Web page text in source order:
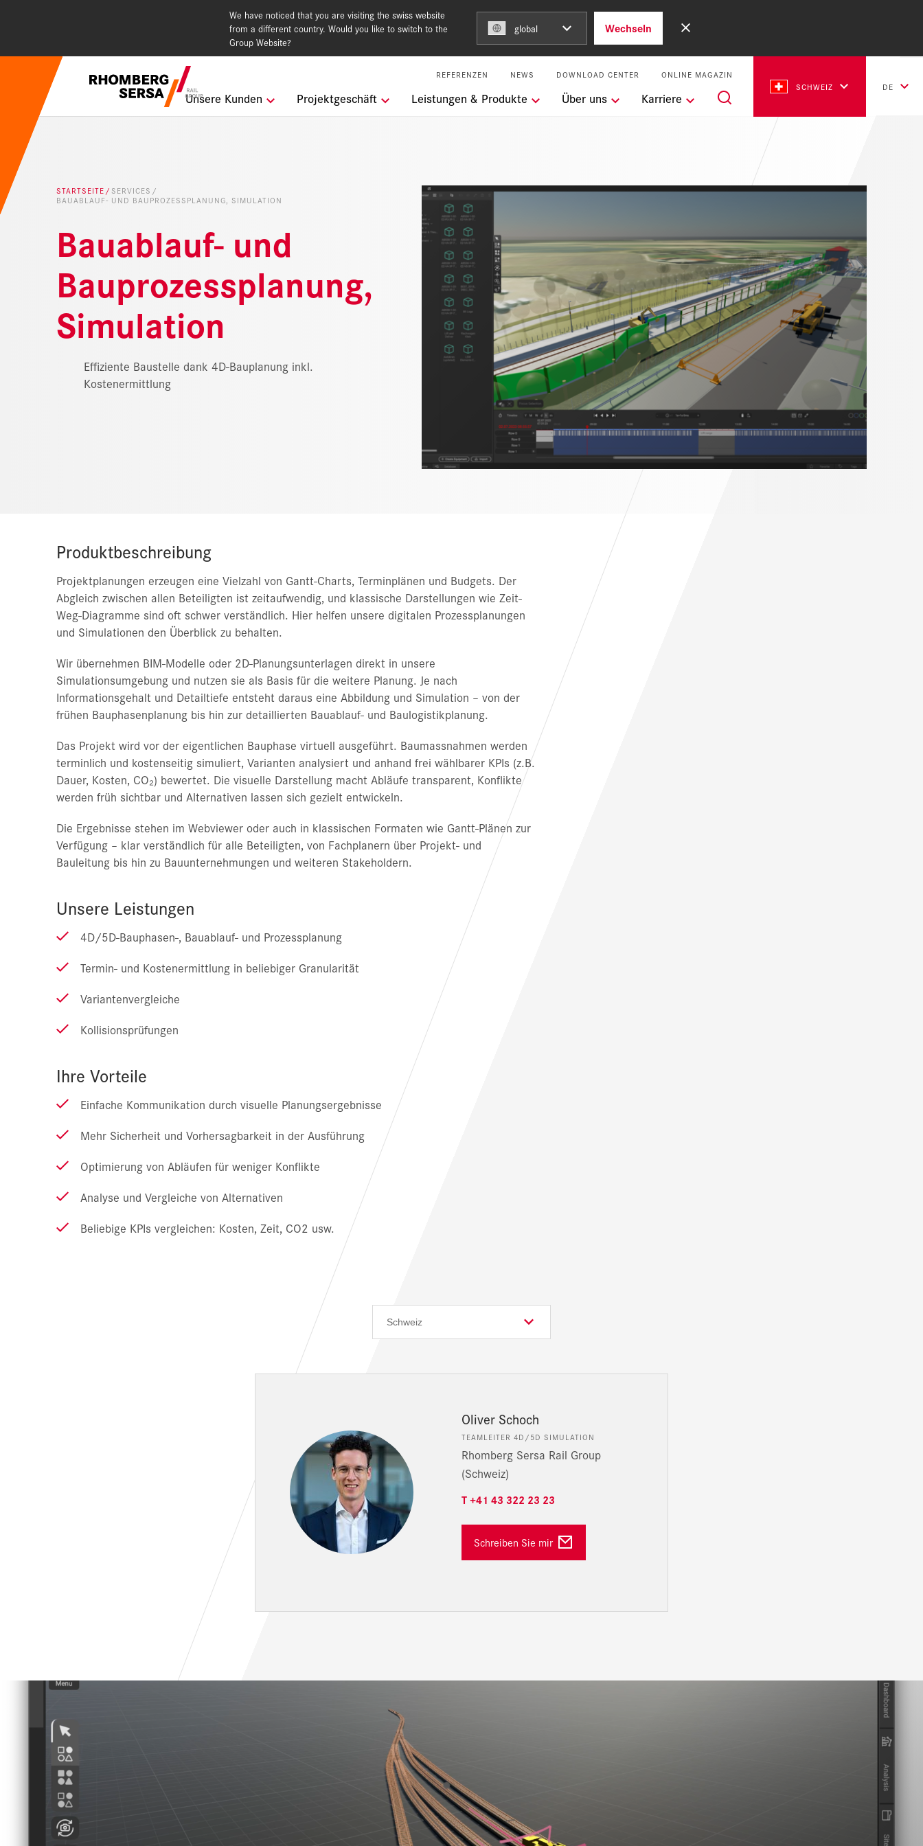
We have noticed that you are visiting the swiss website
from a different country. Would you like to switch to the
Group Website?
global Wechseln
REFERENZEN NEWS DOWNLOAD CENTER ONLINE MAGAZIN
Unsere Kunden Projektgeschäft Leistungen & Produkte Über uns Karriere
SCHWEIZ DE
Suchempfehlungen
STARTSEITE SERVICES
BAUABLAUF- UND BAUPROZESSPLANUNG, SIMULATION
Bauablauf- und
Bauprozessplanung,
Simulation
Effiziente Baustelle dank 4D-Bauplanung inkl.
Kostenermittlung
Produktbeschreibung
Projektplanungen erzeugen eine Vielzahl von Gantt-Charts, Terminplänen und Budgets. Der
Abgleich zwischen allen Be­teiligten ist zeitaufwendig, und klassische Darstellungen wie Zeit-
Weg-Diagramme sind oft schwer verständlich. Hier helfen unsere digitalen Prozessplanungen
und Simulationen den Überblick zu behalten.
Wir übernehmen BIM-Modelle oder 2D-Planungsunterlagen direkt in unsere
Simulationsumgebung und nutzen sie als Basis für die weitere Planung. Je nach
Informationsgehalt und Detail­tiefe entsteht daraus eine Abbildung und Simulation – von der
frühen Bauphasenplanung bis hin zur detaillierten Bauablauf- und Baulogistikplanung.
Das Projekt wird vor der eigentlichen Bauphase virtuell aus­geführt. Baumassnahmen werden
terminlich und kostenseitig simuliert, Varianten analysiert und anhand frei wählbarer KPIs (z.B.
Dauer, Kosten, CO₂) bewertet. Die visuelle Darstellung macht Abläufe transparent, Konflikte
werden früh sichtbar und Alternativen lassen sich gezielt entwickeln.
Die Ergebnisse stehen im Webviewer oder auch in klassischen Formaten wie Gantt-Plänen zur
Verfügung – klar verständlich für alle Beteiligten, von Fachplanern über Projekt- und
Bauleitung bis hin zu Bauunternehmungen und weiteren Stakeholdern.
Unsere Leistungen
4D/5D-Bauphasen-, Bauablauf- und Prozessplanung
Termin- und Kostenermittlung in beliebiger Granularität
Variantenvergleiche
Kollisionsprüfungen
Ihre Vorteile
Einfache Kommunikation durch visuelle Planungsergebnisse
Mehr Sicherheit und Vorhersagbarkeit in der Ausführung
Optimierung von Abläufen für weniger Konflikte
Analyse und Vergleiche von Alternativen
Beliebige KPIs vergleichen: Kosten, Zeit, CO2 usw.
Oliver Schoch
TEAMLEITER 4D/5D SIMULATION
Rhomberg Sersa Rail Group
(Schweiz)
T +41 43 322 23 23
Schreiben Sie mir